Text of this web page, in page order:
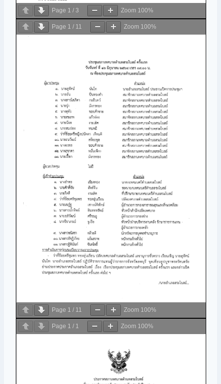
Page 1 / 3 Zoom 100%
Page 1 / 11 Zoom 100%
Page 1 / 11 Zoom 100%
Page 1 / 1 Zoom 100%